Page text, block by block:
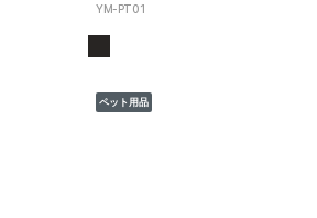
YM-PT01
ペット用品